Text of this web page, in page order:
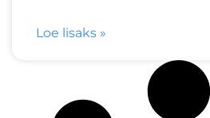
Loe lisaks »